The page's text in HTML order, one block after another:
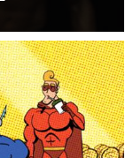
to nejlepší z